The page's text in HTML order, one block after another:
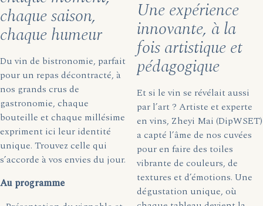
chaque saison,
chaque humeur
Du vin de bistronomie, parfait
pour un repas décontracté, à
nos grands crus de
gastronomie, chaque
bouteille et chaque millésime
expriment ici leur identité
unique. Trouvez celle qui
s’accorde à vos envies du jour.
Au programme
Une expérience
innovante, à la
fois artistique et
pédagogique
Et si le vin se révélait aussi
par l’art ? Artiste et experte
en vins, Zheyi Mai (DipWSET)
a capté l’âme de nos cuvées
pour en faire des toiles
vibrante de couleurs, de
textures et d’émotions. Une
dégustation unique, où